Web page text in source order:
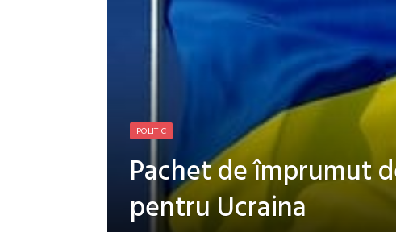
POLITIC
Pachet de împrumut
pentru Ucraina